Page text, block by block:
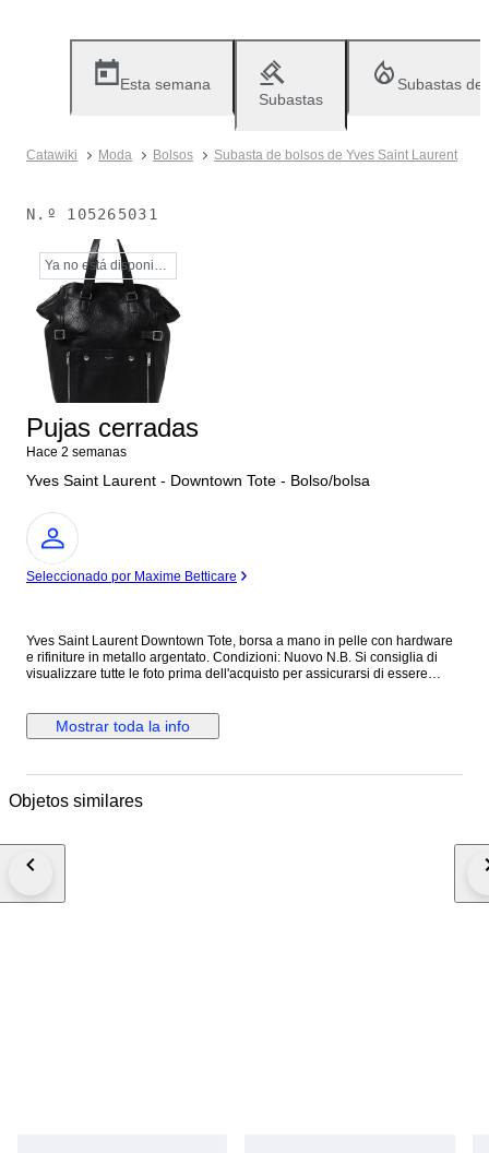
Esta semana
Subastas
Subastas
Catawiki Moda Bolsos Subasta de bolsos de Yves Saint Laurent
N.º 105265031
Ya no está disponible
Pujas cerradas
Hace 2 semanas
Yves Saint Laurent - Downtown Tote - Bolso/bolsa
Experto
Seleccionado por Maxime Betticare
Yves Saint Laurent Downtown Tote, borsa a mano in pelle con hardware
e rifiniture in metallo argentato. Condizioni: Nuovo N.B. Si consiglia di
visualizzare tutte le foto prima dell'acquisto per assicurarsi di essere
INV.1189/25 MAR25145021
Mostrar toda la info
Objetos similares